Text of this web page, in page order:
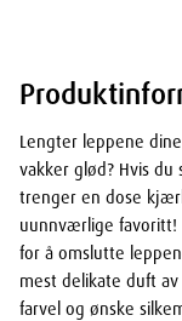
Lengter leppene
vakker glød? Hvis
trenger en dose
uunnværlige favoritt!
for å omslutte
mest delikate duft
farvel og ønske